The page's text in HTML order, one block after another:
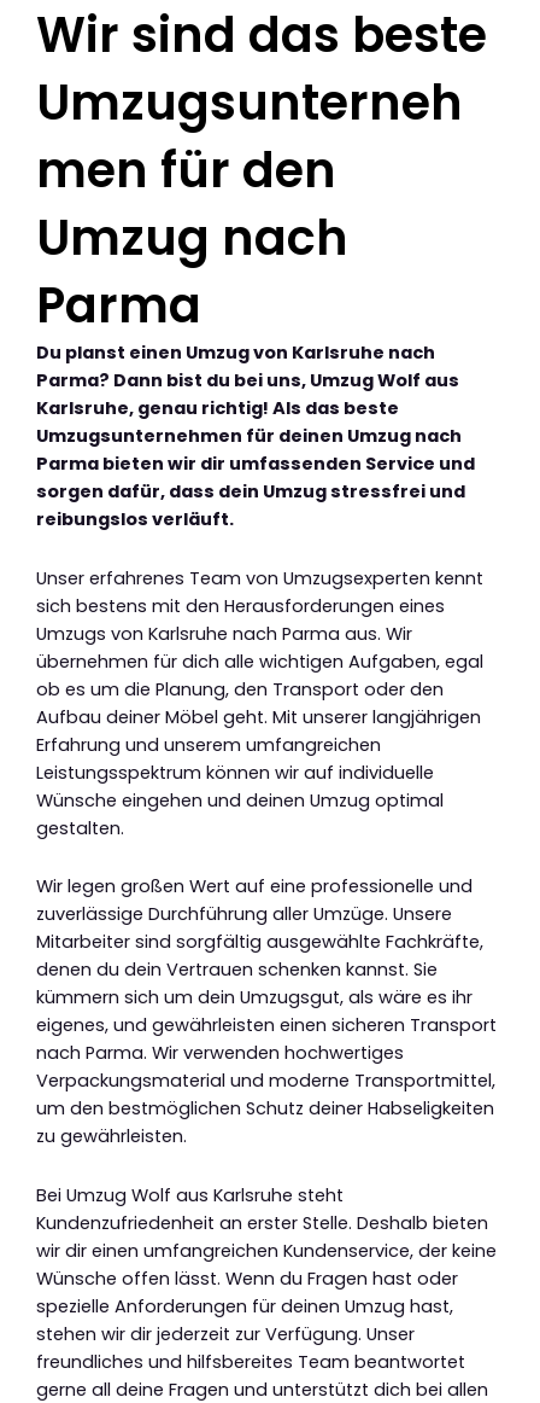
Wir sind das beste
Umzugsunterneh
men für den
Umzug nach
Parma
Du planst einen Umzug von Karlsruhe nach
Parma? Dann bist du bei uns, Umzug Wolf aus
Karlsruhe, genau richtig! Als das beste
Umzugsunternehmen für deinen Umzug nach
Parma bieten wir dir umfassenden Service und
sorgen dafür, dass dein Umzug stressfrei und
reibungslos verläuft.
Unser erfahrenes Team von Umzugsexperten kennt
sich bestens mit den Herausforderungen eines
Umzugs von Karlsruhe nach Parma aus. Wir
übernehmen für dich alle wichtigen Aufgaben, egal
ob es um die Planung, den Transport oder den
Aufbau deiner Möbel geht. Mit unserer langjährigen
Erfahrung und unserem umfangreichen
Leistungsspektrum können wir auf individuelle
Wünsche eingehen und deinen Umzug optimal
gestalten.
Wir legen großen Wert auf eine professionelle und
zuverlässige Durchführung aller Umzüge. Unsere
Mitarbeiter sind sorgfältig ausgewählte Fachkräfte,
denen du dein Vertrauen schenken kannst. Sie
kümmern sich um dein Umzugsgut, als wäre es ihr
eigenes, und gewährleisten einen sicheren Transport
nach Parma. Wir verwenden hochwertiges
Verpackungsmaterial und moderne Transportmittel,
um den bestmöglichen Schutz deiner Habseligkeiten
zu gewährleisten.
Bei Umzug Wolf aus Karlsruhe steht
Kundenzufriedenheit an erster Stelle. Deshalb bieten
wir dir einen umfangreichen Kundenservice, der keine
Wünsche offen lässt. Wenn du Fragen hast oder
spezielle Anforderungen für deinen Umzug hast,
stehen wir dir jederzeit zur Verfügung. Unser
freundliches und hilfsbereites Team beantwortet
gerne all deine Fragen und unterstützt dich bei allen